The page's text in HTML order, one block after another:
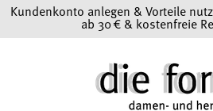
Zum Hauptinhalt springen
Kundenkonto anlegen & Vorteile
ab 30 € & kostenfreie